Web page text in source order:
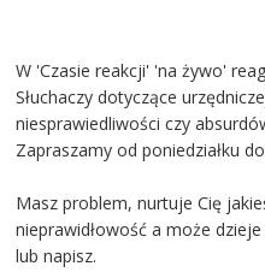
W 'Czasie reakcji' 'na żywo'
Słuchaczy dotyczące
niesprawiedliwości czy
Zapraszamy od poniedziałku
Masz problem, nurtuje Cię
nieprawidłowość a może
lub napisz.